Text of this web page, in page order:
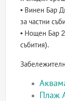
• Винен Бар
за частни
• Нощен Бар
събития).
Плаж